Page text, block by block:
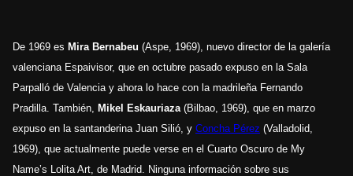
De 1969 es Mira Bernabeu (Aspe, 1969), nuevo director de la galería
valenciana Espaivisor, que en octubre pasado expuso en la Sala
Parpalló de Valencia y ahora lo hace con la madrileña Fernando
Pradilla. También,
Mikel Eskauriaza (Bilbao, 1969), que en marzo
expuso en la santanderina Juan Silió, y Concha Pérez (Valladolid,
1969), que actualmente puede verse en el Cuarto Oscuro de My
Name’s Lolita Art, de Madrid. Ninguna información sobre sus